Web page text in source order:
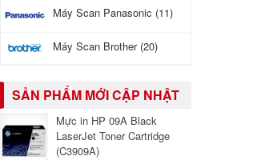
Máy Scan Panasonic (11)
Máy Scan Brother (20)
SẢN PHẨM MỚI CẬP NHẬT
Mực in HP 09A Black
LaserJet Toner Cartridge
(C3909A)